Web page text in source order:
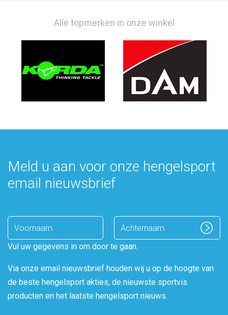
Alle topmerken in onze winkel
Meld u aan voor onze hengelsport
email nieuwsbrief
Enter
name
Vul uw gegevens in om door te gaan.
Via onze email nieuwsbrief houden wij u op de hoogte van
de beste hengelsport akties, de nieuwste sportvis
producten en het laatste hengelsport nieuws.